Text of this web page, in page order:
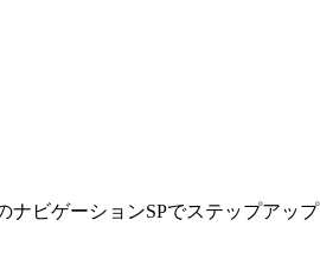
ナビゲーションSPでステップアップ